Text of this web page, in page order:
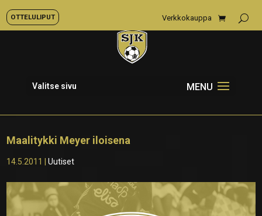
OTTELULIPUT Verkkokauppa
Valitse sivu
Maalitykki Meyer iloisena
14.5.2011 |Uutiset